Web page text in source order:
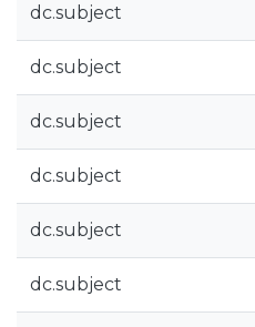
dc.subject
dc.subject
dc.subject
dc.subject
dc.subject
dc.subject